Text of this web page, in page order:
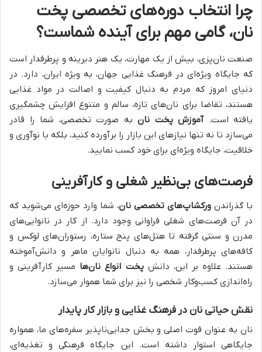
چرا انتخاب دوره‌های تخصصی پخت
نان، گامی مهم برای آینده شماست؟
صنعت نان‌پزی، بیش از یک مهارت، یک هنر دیرینه و پرطرفدار است
که جایگاه ویژه‌ای در فرهنگ غذایی جهان، به ویژه ایران، دارد. در
دنیای امروز که مردم به دنبال کیفیت و اصالت در مواد غذایی
هستند، تقاضا برای نان‌های تازه، سالم و متنوع افزایش چشمگیری
یافته است.آموزش پخت نان به صورت تخصصی، شما را قادر
می‌سازد تا نه تنها نیازهای این بازار را برآورده کنید، بلکه با نوآوری و
خلاقیت، جایگاه ویژه‌ای برای خود کسب نمایید.
فرصت‌های بی‌نظیر شغلی و کارآفرینی
با گذراندن ورکشاپ‌های تخصصی نان، شما وارد حوزه‌ای می‌شوید که
در آن فرصت‌های شغلی فراوانی وجود دارد. از کار در نانوایی‌های
مدرن و سنتی گرفته تا هتل‌های پنج ستاره، رستوران‌های لوکس و
کافه‌های پرطرفدار، همه به دنبال نانوایان ماهر و دانش‌آموخته
هستند. علاوه بر این، دانشپخت انواع نان‌ها مسیر کارآفرینی و
راه‌اندازی کسب‌وکار شخصی را نیز برای شما هموار می‌سازد.
نقش حیاتی نان در فرهنگ غذایی و بازار کار پایدار
نان به عنوان قوت اصلی و بخش جدایی‌ناپذیر سفره‌های ما، همواره
جایگاهی استوار داشته است. این جایگاه فرهنگی و تغذیه‌ای،